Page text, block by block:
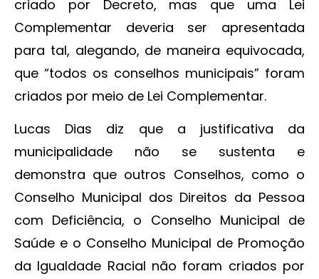
criado por Decreto, mas que uma Lei
Complementar deveria ser apresentada
para tal, alegando, de maneira equivocada,
que “todos os conselhos municipais” foram
criados por meio de Lei Complementar.
Lucas Dias diz que a justificativa da
municipalidade não se sustenta e
demonstra que outros Conselhos, como o
Conselho Municipal dos Direitos da Pessoa
com Deficiência, o Conselho Municipal de
Saúde e o Conselho Municipal de Promoção
da Igualdade Racial não foram criados por